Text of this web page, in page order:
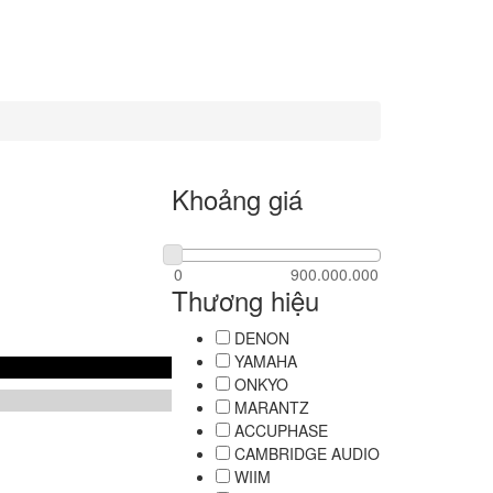
Khoảng giá
Thương hiệu
DENON
YAMAHA
ONKYO
MARANTZ
ACCUPHASE
CAMBRIDGE AUDIO
WIIM